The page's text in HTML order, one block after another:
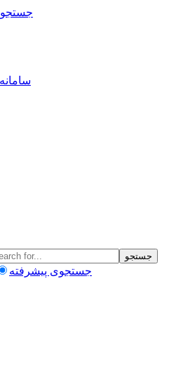
جستجو
جستجو
جستجوی پیشرفته